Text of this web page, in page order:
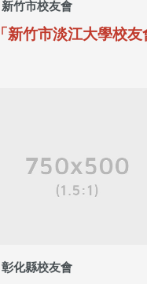
新竹市校友會
「新竹市淡江大學校友
彰化縣校友會